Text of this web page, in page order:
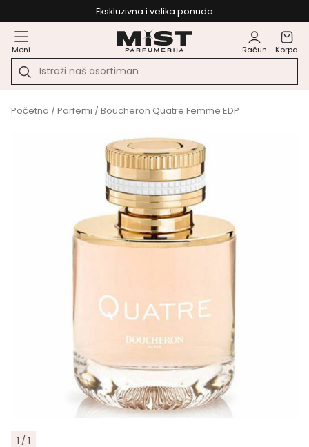
Ekskluzivna i velika ponuda
Meni Račun Korpa
Početna /Parfemi / Boucheron Quatre Femme EDP
1 / 1